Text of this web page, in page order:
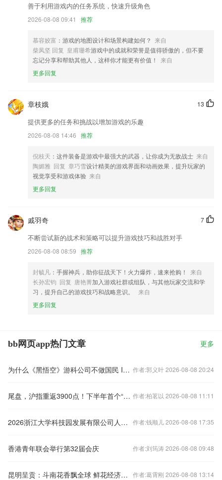
bb网页app更新了什么?
新增自动保存拍摄日志
识别图片能力升级，沟通更高效
优化首页滑动播放效果；
修复已知问题,优化软件体验;
联系我们
以上就是bb网页app的介绍，如果您喜欢这款软件，您可以到应用商店进
行打分评论，说出您的使用经历，以帮助我们更好的对产品进行优化修
善于利用游戏内的任务系统，快速升级角色
2026-08-08 09:41 推荐
慕容姣富 ：游戏的地图设计和场景构建如何？ 来自
柴凤坚 回复 皇甫珊希游戏中的成就和荣誉是值得骄傲的，但不要
忘记分享和帮助其他人，这样你才能更有价值！
来自
更多回复
13
章枝娥
提供更多的任务和挑战以增加游戏的乐趣
2026-08-08 14:46 推荐
倪枝天 ：这件装备是游戏中最强大的武器，让你成为无敌战士 来自
陶媚雅 回复 章巧雪设计精美的游戏界面和动画效果，提升玩家的
视觉享受和游戏体验 来自
更多回复
7
戚羽奇
不断尝试新的战术和策略可以提升游戏技巧和战胜对手
2026-08-08 08:59 推荐
封毓凡 ：手握神兵，助你征战天下！火力爆炸，速来抢购！
来自
长孙宏钧 回复 唐艳菁加入游戏社群或组队，与其他玩家交流和学
习，提升自己的游戏技巧和战略意识。
来自
更多回复
bb网页app热门文章 更多
为什么《黑悟空》游科公司不做国民 IP 的动作 RPG《黑水浒》，而做没名气的《黑钟馗》？ 作者:郭义叶 2026-08-08 20:24
尾盘，沪指重返3900点！下半年首个“10连板”出现了，什么信号？ 作者:柏茗以 2026-08-08 11:11
2026浙江大学科技园发展有限公司人员招聘公 作者:钱顺儿 2026-08-08 17:35
香港青年联会举行第32届会庆 作者:刘筠涛 2026-08-08 09:48
昆明呈贡：斗南花香飘全球 鲜花经济绽活力 作者:葛霄刚 2026-08-08 13:14